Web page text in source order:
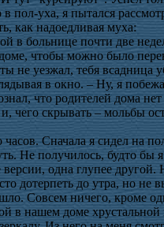
пол-уха, я пытался
как надоедливая муха:
в больнице почти две
чтобы можно было
не уезжал, тебя
в окно. – Ну, я
что родителей дома
чего скрывать – мольбы
Сначала я сидел на
Не получилось, будто бы
версии, одна глупее
дотерпеть до утра, но
Совсем ничего, кроме
в нашем доме